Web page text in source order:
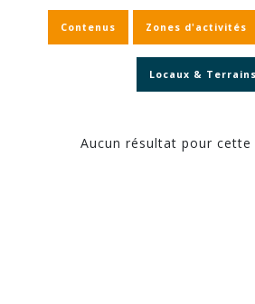
Contenus Zones d'activités
Locaux & Terrains
Aucun résultat pour cette